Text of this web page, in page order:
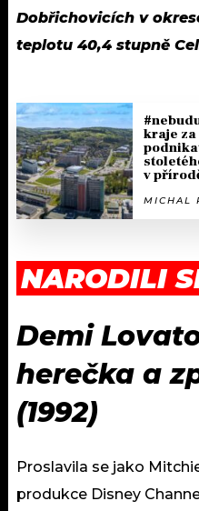
Dobřichovicích v
teplotu 40,4 stupně
kraje
v
MICHAL
NARODILI
Demi
herečka a
(1992)
Proslavila se jako
produkce Disney